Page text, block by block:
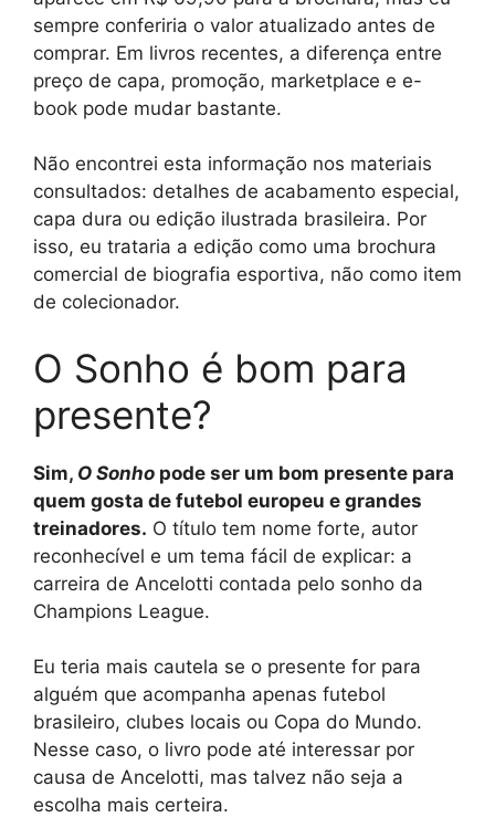
sempre conferiria o valor atualizado antes de
comprar. Em livros recentes, a diferença entre
preço de capa, promoção, marketplace e e-
book pode mudar bastante.
Não encontrei esta informação nos materiais
consultados: detalhes de acabamento especial,
capa dura ou edição ilustrada brasileira. Por
isso, eu trataria a edição como uma brochura
comercial de biografia esportiva, não como item
de colecionador.
O Sonho é bom para
presente?
Sim, O Sonho pode ser um bom presente para
quem gosta de futebol europeu e grandes
treinadores. O título tem nome forte, autor
reconhecível e um tema fácil de explicar: a
carreira de Ancelotti contada pelo sonho da
Champions League.
Eu teria mais cautela se o presente for para
alguém que acompanha apenas futebol
brasileiro, clubes locais ou Copa do Mundo.
Nesse caso, o livro pode até interessar por
causa de Ancelotti, mas talvez não seja a
escolha mais certeira.